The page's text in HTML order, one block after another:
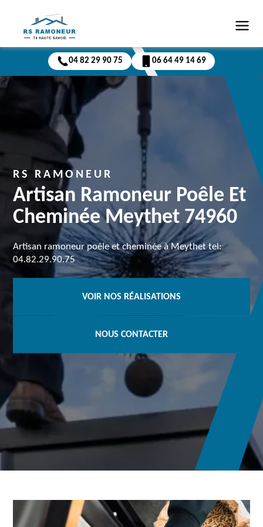
04 82 29 90 75 06 64 49 14 69
RS RAMONEUR
Artisan Ramoneur Poêle Et
Cheminée Meythet 74960
Artisan ramoneur poêle et cheminée à Meythet tel:
04.82.29.90.75
VOIR NOS RÉALISATIONS
NOUS CONTACTER